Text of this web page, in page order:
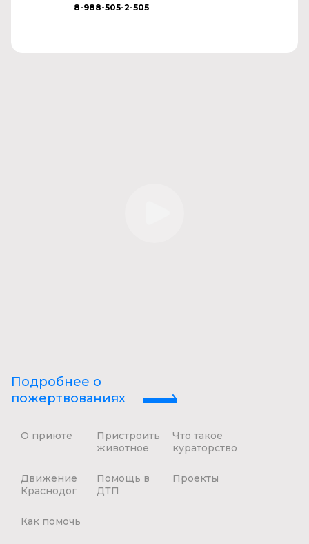
8-988-505-2-505
Подробнее о
пожертвованиях
О приюте
Пристроить
животное
Что такое
кураторство
Движение
Краснодог
Помощь в
ДТП
Проекты
Как помочь